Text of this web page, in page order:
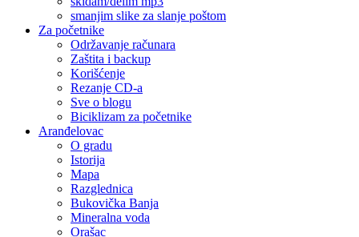
smanjim slike za slanje poštom
Za početnike
Održavanje računara
Zaštita i backup
Korišćenje
Rezanje CD-a
Sve o blogu
Biciklizam za početnike
Aranđelovac
O gradu
Istorija
Mapa
Razglednica
Bukovička Banja
Mineralna voda
Orašac